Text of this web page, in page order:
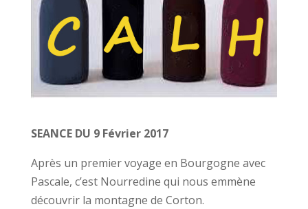
SEANCE DU 9 Février 2017
Après un premier voyage en Bourgogne avec
Pascale, c’est Nourredine qui nous emmène
découvrir la montagne de Corton.